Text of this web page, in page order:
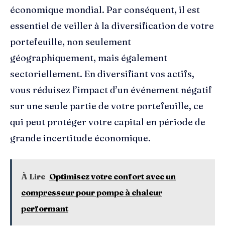
économique mondial. Par conséquent, il est
essentiel de veiller à la diversification de votre
portefeuille, non seulement
géographiquement, mais également
sectoriellement. En diversifiant vos actifs,
vous réduisez l’impact d’un événement négatif
sur une seule partie de votre portefeuille, ce
qui peut protéger votre capital en période de
grande incertitude économique.
À Lire Optimisez votre confort avec un
compresseur pour pompe à chaleur
performant